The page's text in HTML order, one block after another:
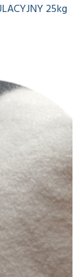
25kg